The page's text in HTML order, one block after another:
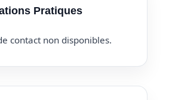
Pratiques
contact non disponibles.